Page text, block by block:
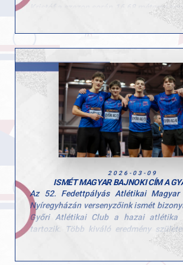
Kristóf a szezon során 16,68 méteres
el, majd a felnőtt Fedettpályás
az 5. helyen végzett, ezzel is
Teljesítményének köszönhetően
14–15. között Cipruson
Európa Kupán, ahol Magyarországot
nemzetközi mezőnyben.
Gratulálunk Kristóf az idei
eredményeidhez, és sok sikert
szerepléshez!
2026-03-09
ISMÉT MAGYAR BAJNOKI CÍM A
Az 52. Fedettpályás Atlétikai Magyar
Nyíregyházán versenyzőink ismét
Győri Atlétikai Club a hazai atlétika
tartozik. Több kiváló eredmény
- Böndör Márton, férfi rúdugrás,